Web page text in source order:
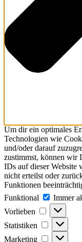
Um dir ein optimales
Technologien wie
und/oder darauf
zustimmst, können wir
IDs auf dieser Website
nicht erteilst oder
Funktionen
Funktional
Immer
Vorlieben
Statistiken
Marketing